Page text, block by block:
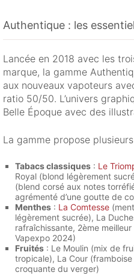
Authentique : les
Lancée en 2018 avec les
marque, la gamme
aux nouveaux vapoteurs
ratio 50/50. L’univers
Belle Époque avec des
La gamme propose
Tabacs classiques : Le
Royal (blond légèrement
(blend corsé aux notes
agrémenté d’une goutte de
Menthes : La Comtesse
légèrement sucrée), La
rafraîchissante, 2ème
Vapexpo 2024)
Fruités : Le Moulin (mix de
tropicale), La Cour
croquante du verger)